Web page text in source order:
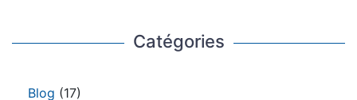
Catégories
Blog (17)